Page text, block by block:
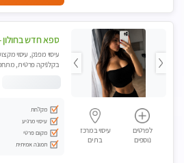
לפרטים
נוספים
עיסוי במרכז
בת ים
עיסוי מפנק, עיסוי
בקלניקה פרטית,
מקלחת
עיסוי מרגיע
מקום פרטי
תמונה אמיתית